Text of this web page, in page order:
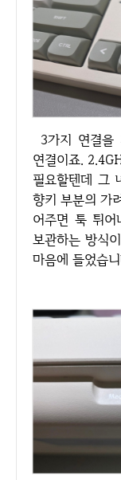
3가지 연결을 지원합니다. 유선, 2.4GHz, 블루투스
연결이죠.
필요할텐데 그
향키 부분의 가
어주면 툭 튀
보관하는 방식
마음에 들었습